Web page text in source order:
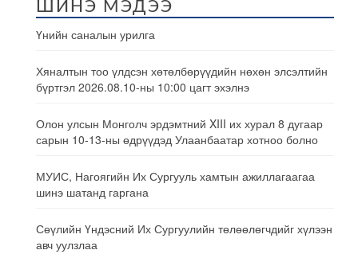
ШИНЭ МЭДЭЭ
Үнийн саналын урилга
Хяналтын тоо үлдсэн хөтөлбөрүүдийн нөхөн элсэлтийн
бүртгэл 2026.08.10-ны 10:00 цагт эхэлнэ
Олон улсын Монголч эрдэмтний XIII их хурал 8 дугаар
сарын 10-13-ны өдрүүдэд Улаанбаатар хотноо болно
МУИС, Нагоягийн Их Сургууль хамтын ажиллагаагаа
шинэ шатанд гаргана
Сөүлийн Үндэсний Их Сургуулийн төлөөлөгчдийг хүлээн
авч уулзлаа